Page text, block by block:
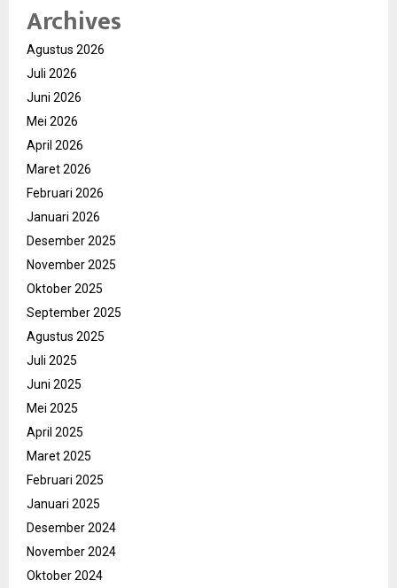
Archives
Agustus 2026
Juli 2026
Juni 2026
Mei 2026
April 2026
Maret 2026
Februari 2026
Januari 2026
Desember 2025
November 2025
Oktober 2025
September 2025
Agustus 2025
Juli 2025
Juni 2025
Mei 2025
April 2025
Maret 2025
Februari 2025
Januari 2025
Desember 2024
November 2024
Oktober 2024